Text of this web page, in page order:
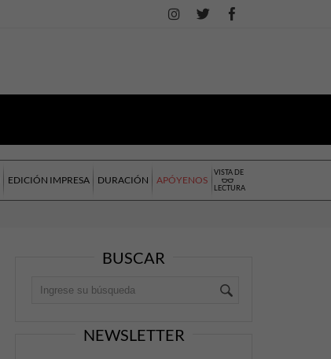
EDICIÓN IMPRESA DURACIÓN APÓYENOS
VISTA DE
LECTURA
BUSCAR
NEWSLETTER